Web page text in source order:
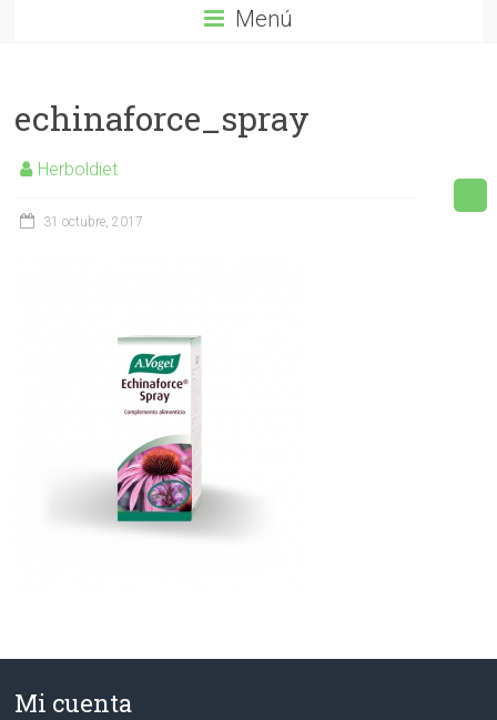
Menú
echinaforce_spray
Herboldiet
31 octubre, 2017
Mi cuenta